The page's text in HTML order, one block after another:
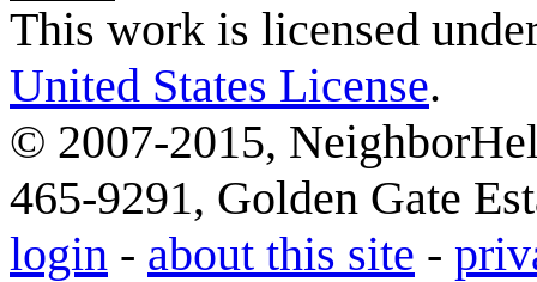
This work is licensed
United States License.
© 2007-2015,
465-9291, Golden Gate
login - about this site -